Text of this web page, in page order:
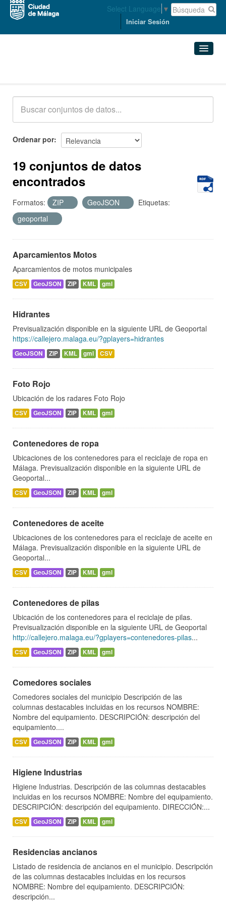
Select Language ▼
Iniciar Sesión
Acerca de
Ordenar por
19 conjuntos de datos
encontrados
Formatos: ZIP GeoJSON
Etiquetas:
geoportal
Aparcamientos Motos
Aparcamientos de motos municipales
CSV GeoJSON ZIP KML gml
Hidrantes
Previsualización disponible en la siguiente URL de Geoportal
https://callejero.malaga.eu/?gplayers=hidrantes
GeoJSON ZIP KML gml CSV
Foto Rojo
Ubicación de los radares Foto Rojo
CSV GeoJSON ZIP KML gml
Contenedores de ropa
Ubicaciones de los contenedores para el reciclaje de ropa en
Málaga. Previsualización disponible en la siguiente URL de
Geoportal...
CSV GeoJSON ZIP KML gml
Contenedores de aceite
Ubicaciones de los contenedores para el reciclaje de aceite en
Málaga. Previsualización disponible en la siguiente URL de
Geoportal...
CSV GeoJSON ZIP KML gml
Contenedores de pilas
Ubicación de los contenedores para el reciclaje de pilas.
Previsualización disponible en la siguiente URL de Geoportal
http://callejero.malaga.eu/?gplayers=contenedores-pilas...
CSV GeoJSON ZIP KML gml
Comedores sociales
Comedores sociales del municipio Descripción de las
columnas destacables incluidas en los recursos NOMBRE:
Nombre del equipamiento. DESCRIPCIÓN: descripción del
equipamiento....
CSV GeoJSON ZIP KML gml
Higiene Industrias
Higiene Industrias. Descripción de las columnas destacables
incluidas en los recursos NOMBRE: Nombre del equipamiento.
DESCRIPCIÓN: descripción del equipamiento. DIRECCIÓN:...
CSV GeoJSON ZIP KML gml
Residencias ancianos
Listado de residencia de ancianos en el municipio. Descripción
de las columnas destacables incluidas en los recursos
NOMBRE: Nombre del equipamiento. DESCRIPCIÓN:
descripción...